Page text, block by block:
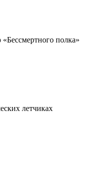
полка»
летчиках